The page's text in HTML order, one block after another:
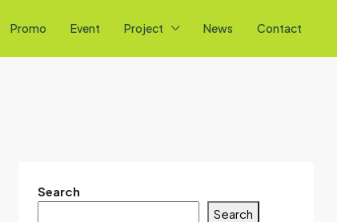
Promo Event Project News Contact
Search
Search